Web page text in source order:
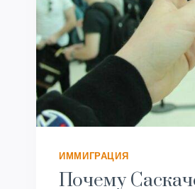
ИММИГРАЦИЯ
Почему